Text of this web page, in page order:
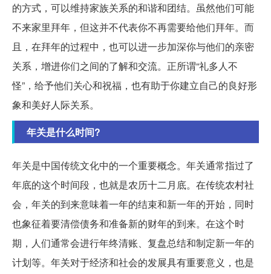
的方式，可以维持家族关系的和谐和团结。虽然他们可能
不来家里拜年，但这并不代表你不再需要给他们拜年。而
且，在拜年的过程中，也可以进一步加深你与他们的亲密
关系，增进你们之间的了解和交流。正所谓“礼多人不
怪”，给予他们关心和祝福，也有助于你建立自己的良好形
象和美好人际关系。
年关是什么时间?
年关是中国传统文化中的一个重要概念。年关通常指过了
年底的这个时间段，也就是农历十二月底。在传统农村社
会，年关的到来意味着一年的结束和新一年的开始，同时
也象征着要清偿债务和准备新的财年的到来。在这个时
期，人们通常会进行年终清账、复盘总结和制定新一年的
计划等。年关对于经济和社会的发展具有重要意义，也是